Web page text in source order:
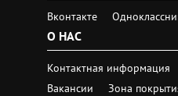
Вконтакте
О НАС
Контактная информация
Вакансии
Зона